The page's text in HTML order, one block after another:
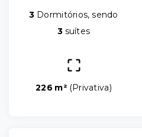
3 Dormitórios, sendo
3suítes
226 m² (Privativa)